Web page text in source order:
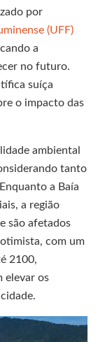
por
(UFF)
a
no futuro.
suíça
o impacto das
ambiental
tanto
a Baía
a região
são afetados
com um
2100,
elevar os